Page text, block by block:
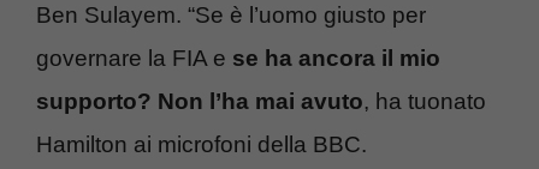
Ben Sulayem. “Se è l’uomo giusto per
governare la FIA e se ha ancora il mio
supporto? Non l’ha mai avuto, ha tuonato
Hamilton ai microfoni della BBC.